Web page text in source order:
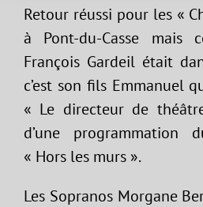
Retour réussi pour les «
à Pont-du-Casse mais
François Gardeil était
c’est son fils Emmanuel
« Le directeur de
d’une programmation
« Hors les murs ».
Les Sopranos Morgane